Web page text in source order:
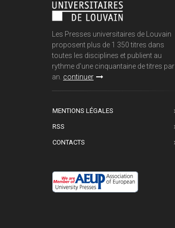
Les Presses universitaires de Louvain
proposent plus de 1 350 titres dans
toutes les disciplines et publient au
rythme d'une cinquantaine de titres par
an. continuer
MENTIONS LÉGALES
RSS
CONTACTS